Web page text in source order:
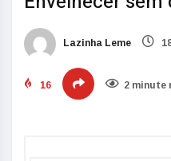
Lazinha Leme
16 2 minute